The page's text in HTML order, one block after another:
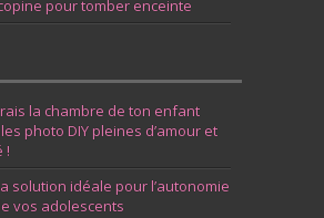
pour tomber enceinte
la chambre de ton enfant
photo DIY pleines d’amour et
!
solution idéale pour l’autonomie
vos adolescents